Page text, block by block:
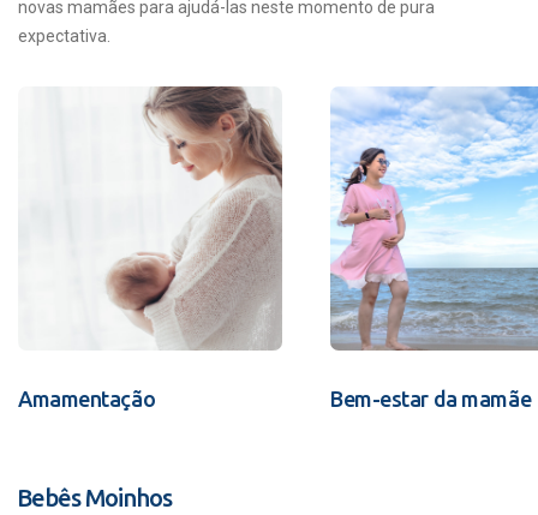
novas mamães para ajudá-las neste momento de pura
expectativa.
Amamentação Bem-estar da mamãe
Bebês Moinhos